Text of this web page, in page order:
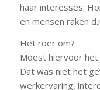
haar interesses:
en mensen raken
Het roer om?
Moest hiervoor
Dat was niet het
werkervaring,